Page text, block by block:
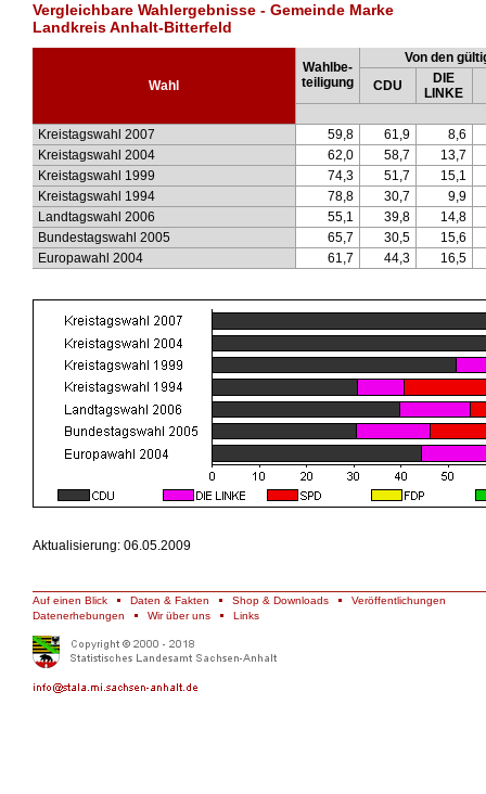
Vergleichbare Wahlergebnisse - Gemeinde Marke
Landkreis Anhalt-Bitterfeld
Wahl
Wahlbe-
teiligung
Von den
CDU
DIE
LINKE
Kreistagswahl 2007 59,8 61,9
8,6
Kreistagswahl 2004
62,0 58,7
13,7
Kreistagswahl 1999
74,3 51,7
15,1
Kreistagswahl 1994
78,8 30,7
9,9
Landtagswahl 2006
55,1 39,8
14,8
Bundestagswahl 2005
65,7 30,5
15,6
Europawahl 2004
61,7 44,3 16,5
Aktualisierung: 06.05.2009
Auf einen Blick Daten & Fakten Shop & Downloads
Veröffentlichungen
Datenerhebungen
Wir über uns Links